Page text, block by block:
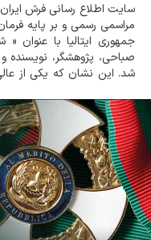
سایت اطلاع رسانی فرش
مراسمی رسمی و بر پایه
صباحی، پژوهشگر،
شد. این نشان که یکی از